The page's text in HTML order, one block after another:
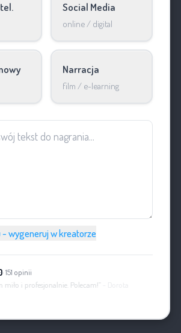
Social Media
online / digital
Narracja
film / e-learning
wygeneruj w kreatorze
· 151 opinii
miło i profesjonalnie. Polecam!”